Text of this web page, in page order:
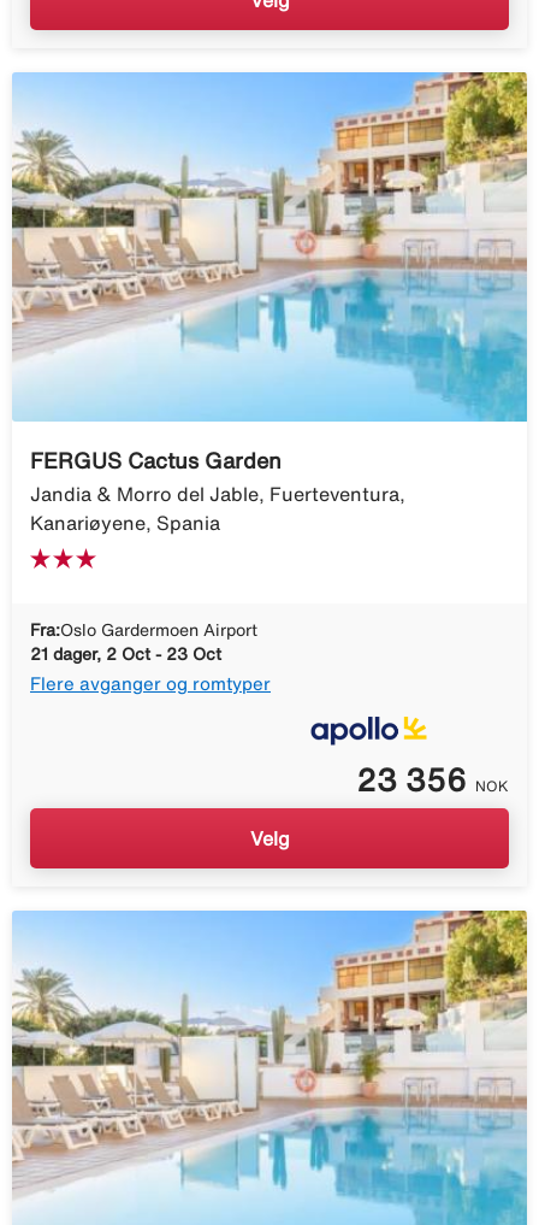
FERGUS Cactus Garden
Jandia & Morro del Jable, Fuerteventura,
Kanariøyene, Spania
Fra:Oslo Gardermoen Airport
21 dager, 2 Oct - 23 Oct
Flere avganger og romtyper
23 356 NOK
Velg